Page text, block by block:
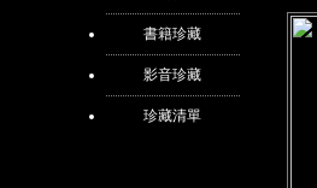
書籍珍藏
影音珍藏
珍藏清單